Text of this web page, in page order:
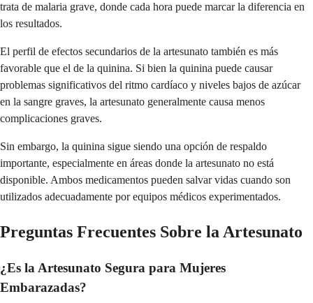
trata de malaria grave, donde cada hora puede marcar la diferencia en
los resultados.
El perfil de efectos secundarios de la artesunato también es más
favorable que el de la quinina. Si bien la quinina puede causar
problemas significativos del ritmo cardíaco y niveles bajos de azúcar
en la sangre graves, la artesunato generalmente causa menos
complicaciones graves.
Sin embargo, la quinina sigue siendo una opción de respaldo
importante, especialmente en áreas donde la artesunato no está
disponible. Ambos medicamentos pueden salvar vidas cuando son
utilizados adecuadamente por equipos médicos experimentados.
Preguntas Frecuentes Sobre la Artesunato
¿Es la Artesunato Segura para Mujeres
Embarazadas?